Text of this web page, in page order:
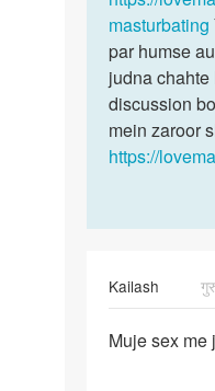
Vishal
Sankhat
masturbating
par humse
judna
discussion
mein zaroor
https://
Kailash
Muje
Muje sex me